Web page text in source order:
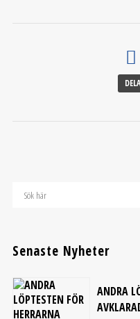
DELA
Senaste Nyheter
ANDRA